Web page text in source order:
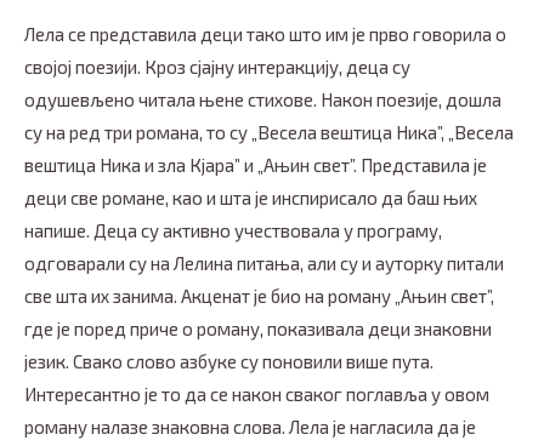
Лела се представила деци тако што им је прво говорила о
својој поезији. Кроз сјајну интеракцију, деца су
одушевљено читала њене стихове. Након поезије, дошла
су на ред три романа, то су „Весела вештица Ника”, „Весела
вештица Ника и зла Кјара” и „Ањин свет”. Представила је
деци све романе, као и шта је инспирисало да баш њих
напише. Деца су активно учествовала у програму,
одговарали су на Лелина питања, али су и ауторку питали
све шта их занима. Акценат је био на роману „Ањин свет”,
где је поред приче о роману, показивала деци знаковни
језик. Свако слово азбуке су поновили више пута.
Интересантно је то да се након сваког поглавља у овом
роману налазе знаковна слова. Лела је нагласила да је